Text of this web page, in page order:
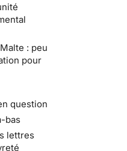
: peu
pour
question
bas
lettres